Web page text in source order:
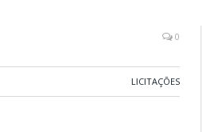
0
LICITAÇÕES